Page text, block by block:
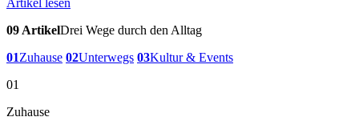
09 ArtikelDrei Wege durch den Alltag
01Zuhause 02Unterwegs 03Kultur & Events
01
Zuhause